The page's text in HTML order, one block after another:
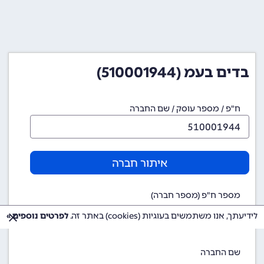
בדים בעמ (510001944)
ח"פ / מספר עוסק / שם החברה
איתור חברה
מספר ח"פ (מספר חברה)
510001944
שם החברה
לידיעתך, אנו משתמשים בעוגיות (cookies) באתר זה. לפרטים נוספים »